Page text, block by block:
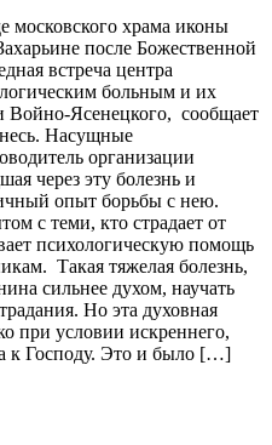
московского храма иконы
после Божественной
встреча центра
больным и их
Войно-Ясенецкого, сообщает
Насущные
организации
через эту болезнь и
опыт борьбы с нею.
с теми, кто страдает от
психологическую помощь
Такая тяжелая болезнь,
сильнее духом, научать
Но эта духовная
при условии искреннего,
к Господу. Это и было […]